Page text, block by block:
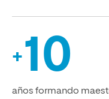
+10
años formando